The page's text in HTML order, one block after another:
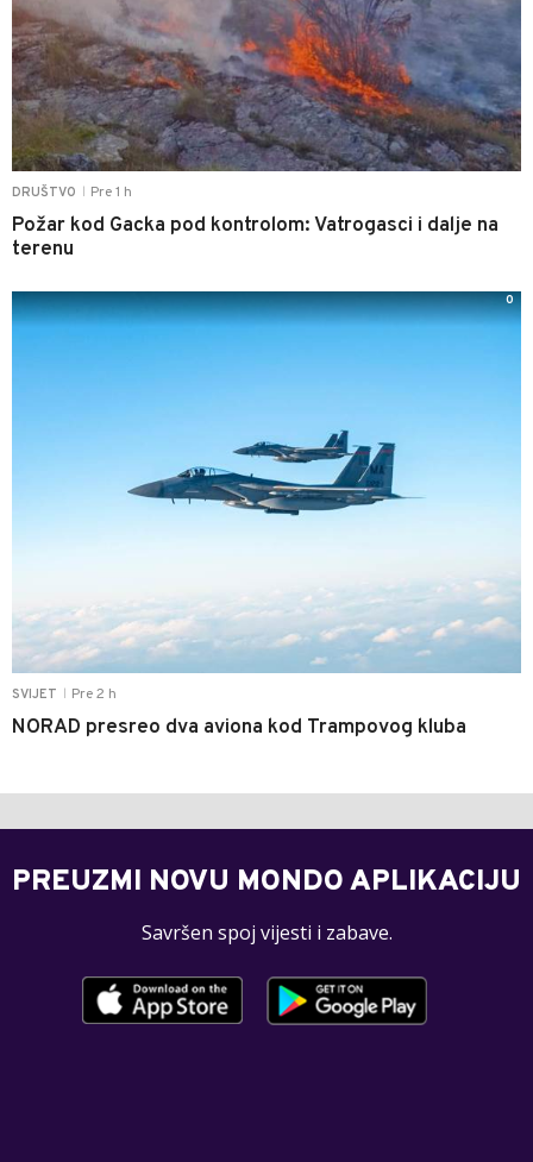
DRUŠTVO Pre 1 h
Požar kod Gacka pod kontrolom: Vatrogasci i dalje na
terenu
SVIJET Pre 2 h
NORAD presreo dva aviona kod Trampovog kluba
0
PREUZMI NOVU MONDO APLIKACIJU
Savršen spoj vijesti i zabave.